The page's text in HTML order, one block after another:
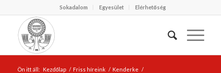
Sokadalom Egyesület Elérhetőség
Ön itt áll: Kezdőlap / Friss híreink / Kenderke /